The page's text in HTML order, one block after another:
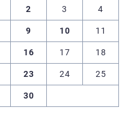
2 3 4
9 10 11
16 17 18
23 24 25
30